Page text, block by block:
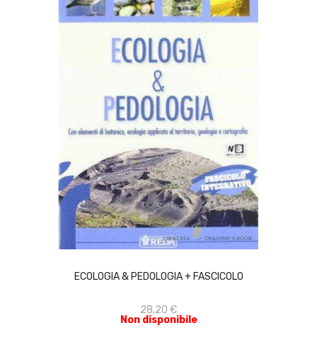
ECOLOGIA & PEDOLOGIA + FASCICOLO
28,20 €
Non disponibile
ACQUISTA